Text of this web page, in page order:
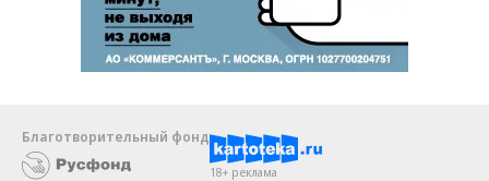
Благотворительный фонд
18+ реклама